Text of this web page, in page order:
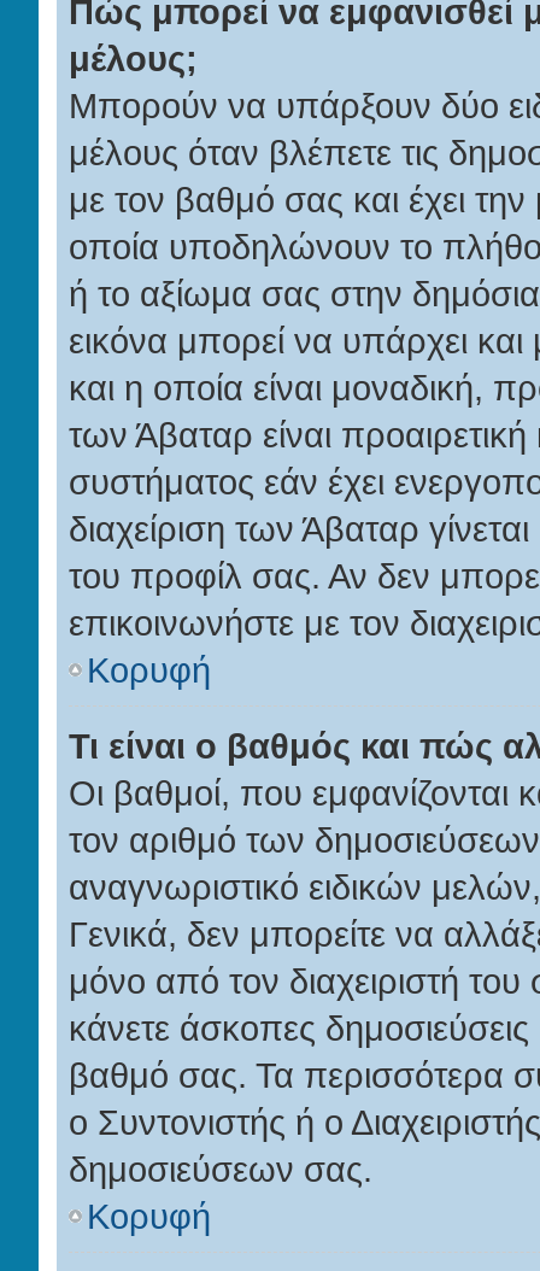
Πώς μπορεί να εμφανισθεί
μέλους;
Μπορούν να υπάρξουν δύο
μέλους όταν βλέπετε τις
με τον βαθμό σας και έχει
οποία υποδηλώνουν το
ή το αξίωμα σας στην
εικόνα μπορεί να υπάρχει
και η οποία είναι μοναδική,
των Άβαταρ είναι προαιρετική
συστήματος εάν έχει
διαχείριση των Άβαταρ
του προφίλ σας. Αν δεν
επικοινωνήστε με τον
Κορυφή
Τι είναι ο βαθμός και πώς
Οι βαθμοί, που
τον αριθμό των δημοσιεύσεων
αναγνωριστικό ειδικών
Γενικά, δεν μπορείτε να
μόνο από τον διαχειριστή
κάνετε άσκοπες
βαθμό σας. Τα περισσότερα
ο Συντονιστής ή ο
δημοσιεύσεων σας.
Κορυφή